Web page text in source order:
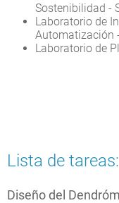
Sostenibilidad -
Laboratorio de
Automatización
Laboratorio de
Lista de tareas:
Diseño del